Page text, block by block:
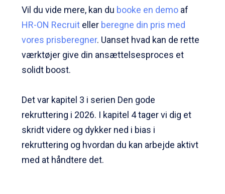
Vil du vide mere, kan du booke en demoaf
HR-ON Recruiteller beregne din pris med
vores prisberegner. Uanset hvad kan de rette
værktøjer give din ansættelsesproces et
solidt boost.
Det var kapitel 3 i serien Den gode
rekruttering i 2026. I kapitel 4 tager vi dig et
skridt videre og dykker ned i bias i
rekruttering og hvordan du kan arbejde aktivt
med at håndtere det.